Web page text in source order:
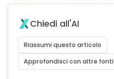
Chiedi all'AI
Riassumi questo articolo
Approfondisci con altre fonti